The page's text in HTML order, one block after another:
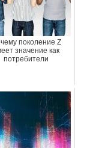
поколение Z
значение как
потребители